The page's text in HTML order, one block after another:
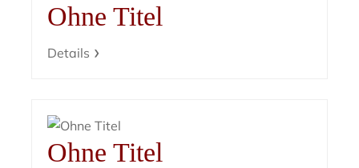
Ohne Titel
Details
Ohne Titel